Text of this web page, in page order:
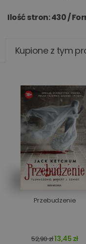
Ilość stron: 430 /
Kupione z tym
Przebudzenie
52,90 zł13,45 zł